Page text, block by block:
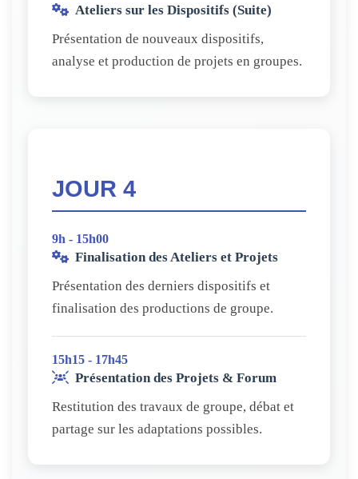
Ateliers sur les Dispositifs (Suite)
Présentation de nouveaux dispositifs,
analyse et production de projets en groupes.
JOUR 4
9h - 15h00
Finalisation des Ateliers et Projets
Présentation des derniers dispositifs et
finalisation des productions de groupe.
15h15 - 17h45
Présentation des Projets & Forum
Restitution des travaux de groupe, débat et
partage sur les adaptations possibles.